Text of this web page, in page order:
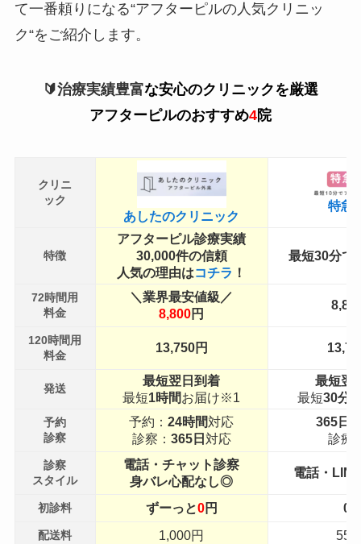
て一番頼りになる“アフターピルの人気クリニッ
ク“をご紹介します。
🔰治療実績豊富な安心のクリニックを厳選
アフターピルのおすすめ4院
クリニ
ック
あしたのクリニック
特急
特徴
アフターピル診療実績
30,000件の信頼
人気の理由はコチラ ！
最短30分で
72時間用
料金
＼業界最安値級 ／
8,800円
120時間用
料金
13,750円
発送
最短翌日到着
最短1時間お届け※1
最短翌
最短30分
予約
診察
予約：24時間対応
診察： 365日対応
365日
診療
診察
スタイル
電話・チャット診察
身バレ心配なし◎
電話・
初診料 ずーっと0円 0
配送料 1,000円 550